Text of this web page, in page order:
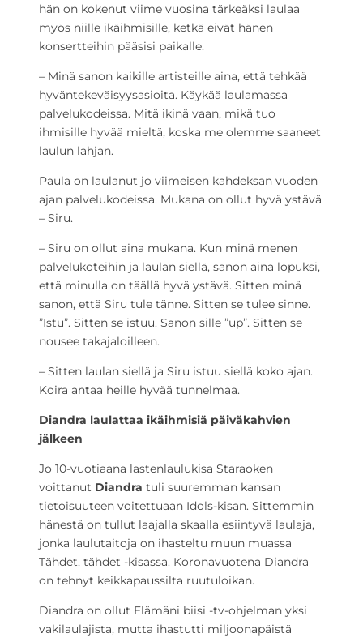
hän on kokenut viime vuosina tärkeäksi laulaa
myös niille ikäihmisille, ketkä eivät hänen
konsertteihin pääsisi paikalle.
– Minä sanon kaikille artisteille aina, että tehkää
hyväntekeväisyysasioita. Käykää laulamassa
palvelukodeissa. Mitä ikinä vaan, mikä tuo
ihmisille hyvää mieltä, koska me olemme saaneet
laulun lahjan.
Paula on laulanut jo viimeisen kahdeksan vuoden
ajan palvelukodeissa. Mukana on ollut hyvä ystävä
– Siru.
– Siru on ollut aina mukana. Kun minä menen
palvelukoteihin ja laulan siellä, sanon aina lopuksi,
että minulla on täällä hyvä ystävä. Sitten minä
sanon, että Siru tule tänne. Sitten se tulee sinne.
”Istu”. Sitten se istuu. Sanon sille ”up”. Sitten se
nousee takajaloilleen.
– Sitten laulan siellä ja Siru istuu siellä koko ajan.
Koira antaa heille hyvää tunnelmaa.
Diandra laulattaa ikäihmisiä päiväkahvien
jälkeen
Jo 10-vuotiaana lastenlaulukisa Staraoken
voittanut Diandra tuli suuremman kansan
tietoisuuteen voitettuaan Idols-kisan. Sittemmin
hänestä on tullut laajalla skaalla esiintyvä laulaja,
jonka laulutaitoja on ihasteltu muun muassa
Tähdet, tähdet -kisassa. Koronavuotena Diandra
on tehnyt keikkapaussilta ruutuloikan.
Diandra on ollut Elämäni biisi -tv-ohjelman yksi
vakilaulajista, mutta ihastutti miljoonapäistä